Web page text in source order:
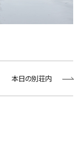
本日の別荘内